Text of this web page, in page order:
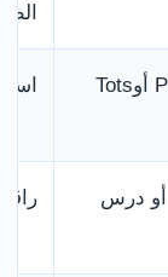
Parent & Tots أوTots
أو درس